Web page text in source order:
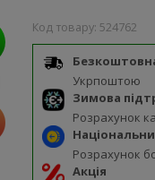
Код товару: 524762
Укрпоштою
Зимова
Розрахунок
Розрахунок
Акція